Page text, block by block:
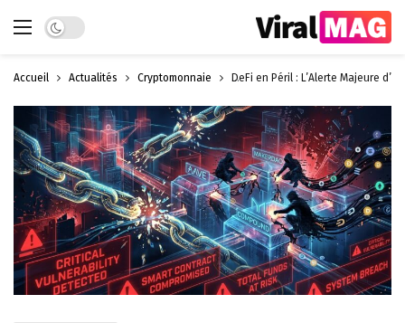
Dark mode
Accueil Actualités Cryptomonnaie DeFi en Péril : L’Alerte Majeure